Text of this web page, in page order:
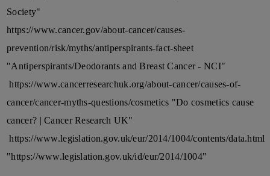
Society"
https://www.cancer.gov/about-cancer/causes-
prevention/risk/myths/antiperspirants-fact-sheet
"Antiperspirants/Deodorants and Breast Cancer - NCI"
https://www.cancerresearchuk.org/about-cancer/causes-of-
cancer/cancer-myths-questions/cosmetics "Do cosmetics cause
cancer? | Cancer Research UK"
https://www.legislation.gov.uk/eur/2014/1004/contents/data.html
"https://www.legislation.gov.uk/id/eur/2014/1004"